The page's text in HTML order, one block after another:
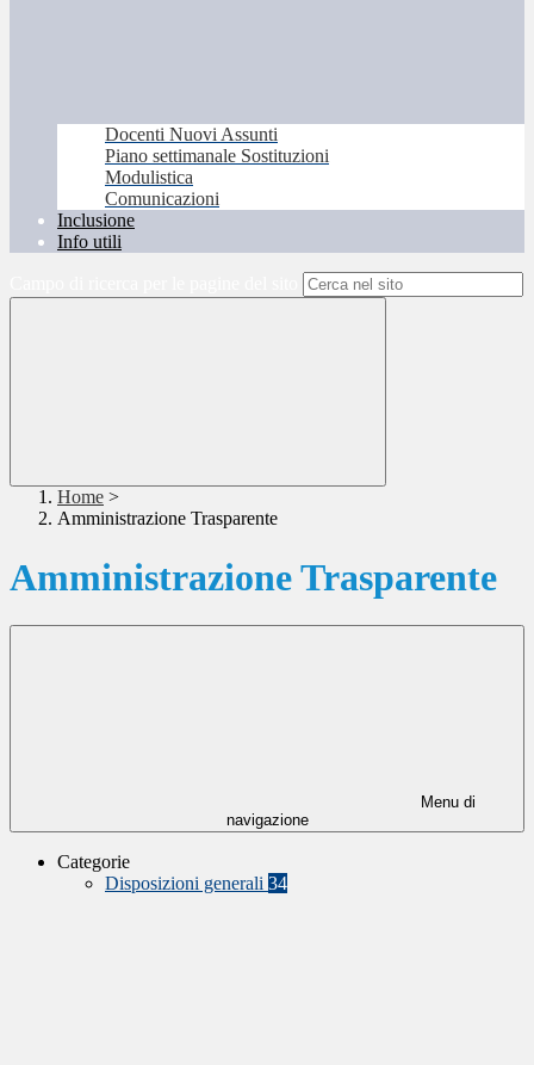
Docenti Nuovi Assunti
Piano settimanale Sostituzioni
Modulistica
Comunicazioni
Inclusione
Info utili
Home >
Amministrazione Trasparente
Amministrazione Trasparente
Menu di
navigazione
Categorie
Disposizioni generali 34